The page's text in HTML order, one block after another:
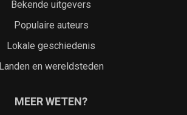
Bekende uitgevers
Populaire auteurs
Lokale geschiedenis
Landen en wereldsteden
MEER WETEN?